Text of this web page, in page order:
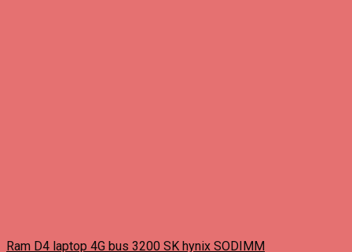
Ram D4 laptop 4G bus 3200 SK hynix SODIMM